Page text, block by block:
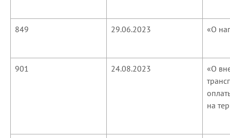
849 29.06.2023 «О
901 24.08.2023
«О
на